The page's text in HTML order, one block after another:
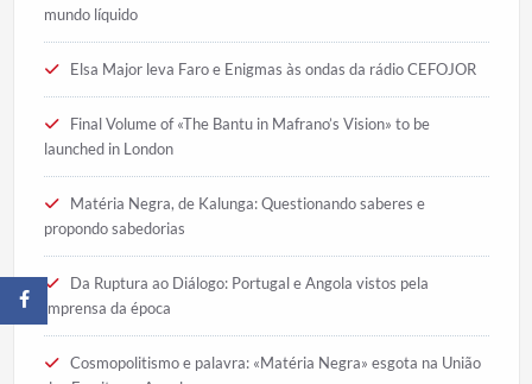
mundo líquido
Elsa Major leva Faro e Enigmas às ondas da rádio CEFOJOR
Final Volume of «The Bantu in Mafrano’s Vision» to be
launched in London
Matéria Negra, de Kalunga: Questionando saberes e
propondo sabedorias
Da Ruptura ao Diálogo: Portugal e Angola vistos pela
imprensa da época
Cosmopolitismo e palavra: «Matéria Negra» esgota na União